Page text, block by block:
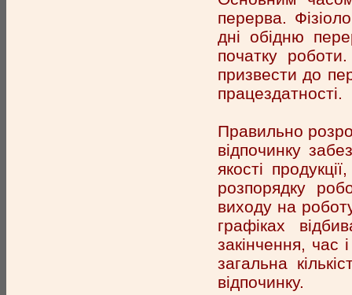
перерва.
дні обідню
початку
призвести до
працездатності.
Правильно
відпочинку
якості
розпорядку
виходу на
графіках
закінчення, час
загальна
відпочинку.